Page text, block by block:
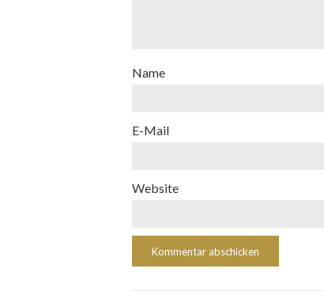
Name
E-Mail
Website